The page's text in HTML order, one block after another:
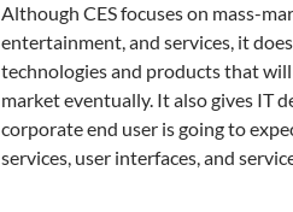
Although CES focuses on mass-
entertainment, and services, it
technologies and products that
market eventually. It also gives IT
corporate end user is going to
services, user interfaces, and